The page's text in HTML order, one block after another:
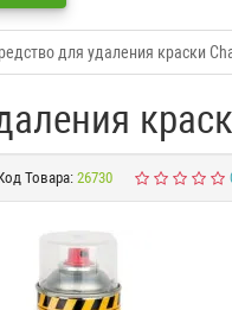
для удаления краски
Товара: 26730